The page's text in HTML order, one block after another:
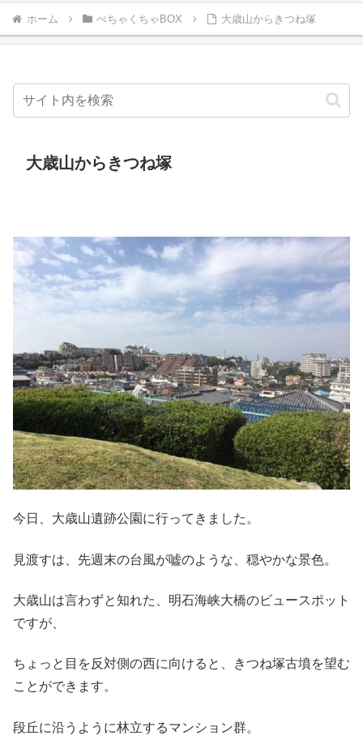
ホーム ぺちゃくちゃBOX 大歳山からきつね塚
大歳山からきつね塚
今日、大歳山遺跡公園に行ってきました。
見渡すは、先週末の台風が嘘のような、穏やかな景色。
大歳山は言わずと知れた、明石海峡大橋のビュースポット
ですが、
ちょっと目を反対側の西に向けると、きつね塚古墳を望む
ことができます。
段丘に沿うように林立するマンション群。